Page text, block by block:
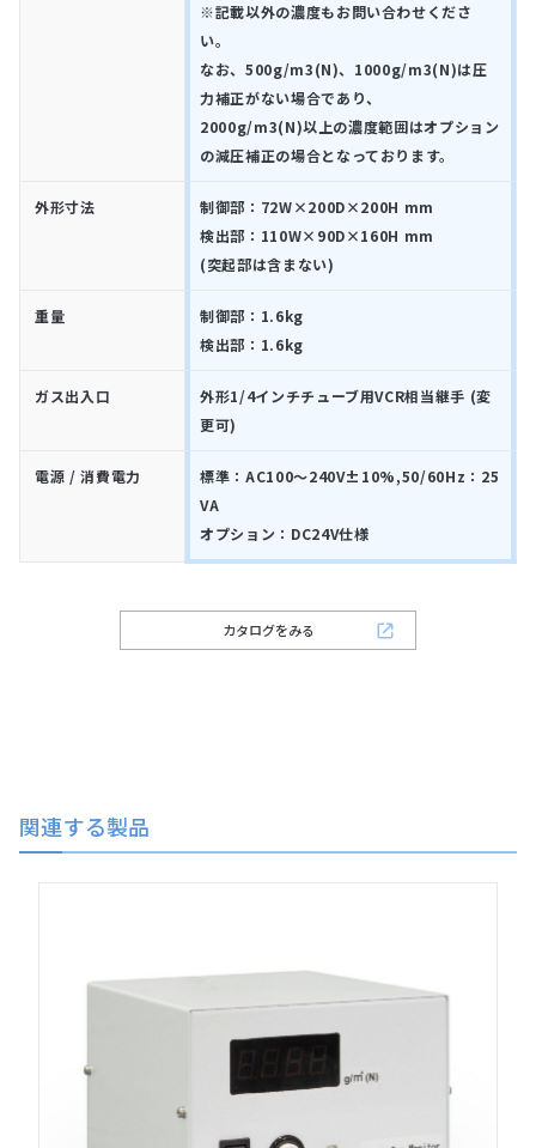
※記載以外の濃度もお問い合わせくださ
い。
なお、500g/m3(N)、1000g/m3(N)は圧
力補正がない場合であり、
2000g/m3(N)以上の濃度範囲はオプション
の減圧補正の場合となっております。
外形寸法
制御部：72W×200D×200H mm
検出部：110W×90D×160H mm
(突起部は含まない)
重量
制御部：1.6kg
検出部：1.6kg
ガス出入口
外形1/4インチチューブ用VCR相当継手 (変
更可)
電源 / 消費電力
標準：AC100～240V±10%,50/60Hz：25
VA
オプション：DC24V仕様
カタログをみる
関連する製品